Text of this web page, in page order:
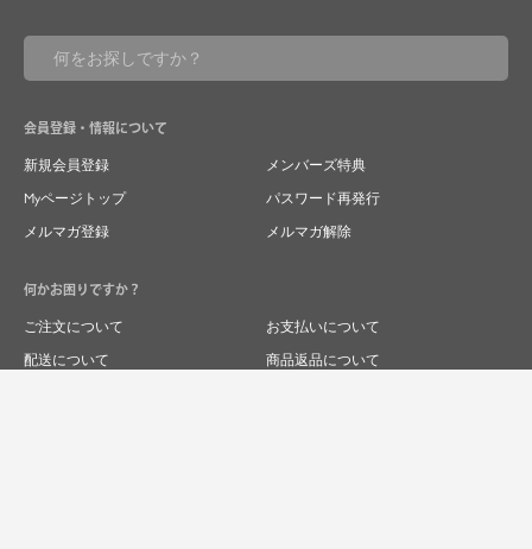
会員登録・情報について
新規会員登録
メンバーズ特典
Myページトップ
パスワード再発行
メルマガ登録
メルマガ解除
何かお困りですか？
ご注文について
お支払いについて
配送について
商品返品について